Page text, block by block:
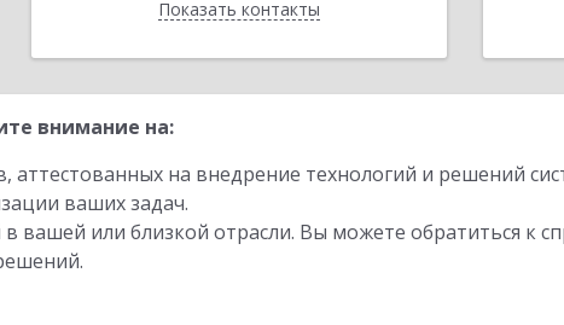
Показать контакты
Назад
внимание на:
аттестованных на внедрение технологий и решений
ваших задач.
вашей или близкой отрасли. Вы можете обратиться к